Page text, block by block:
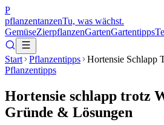
P
pflanzentanzenTu, was wächst.
GemüseZierpflanzenGartenGartentipps
Start Pflanzentipps
Hortensie Schlapp
Pflanzentipps
Hortensie schlapp trotz
Gründe & Lösungen